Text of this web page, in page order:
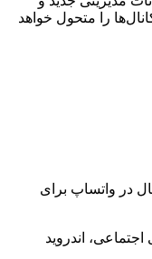
را متحول خواهد
در واتساپ برای
اندروید